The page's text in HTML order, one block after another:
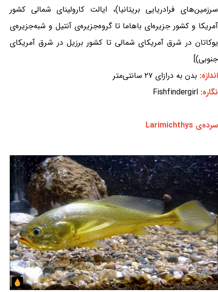
سرزمین‌های فرادریایی بریتانیا)، ایالت کارولینای شمالی کشور
آمریکا و کشور جزیره‌ای باهاما تا گروه‌جزیره‌ی آنتیل و شبه‌جزیره‌ی
یوکاتان در شرق آمریکای شمالی تا کشور برزیل در شرق آمریکای
جنوبی)]
اندازه: بدن به درازای ۲۷ سانتی‌متر
نگاره: Fishfindergirl
سرده‌ی Larimichthys